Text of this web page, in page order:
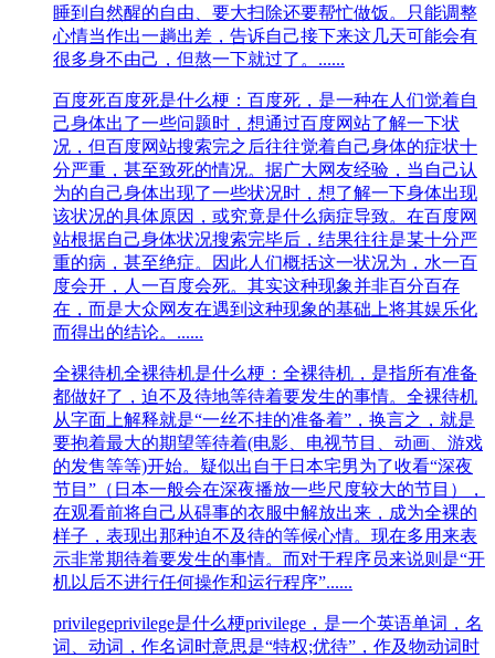
睡到自然醒的自由、要大扫除还要帮忙做饭。只能调整
心情当作出一趟出差，告诉自己接下来这几天可能会有
很多身不由己，但熬一下就过了。......
百度死百度死是什么梗：百度死，是一种在人们觉着自
己身体出了一些问题时，想通过百度网站了解一下状
况，但百度网站搜索完之后往往觉着自己身体的症状十
分严重，甚至致死的情况。据广大网友经验，当自己认
为的自己身体出现了一些状况时，想了解一下身体出现
该状况的具体原因，或究竟是什么病症导致。在百度网
站根据自己身体状况搜索完毕后，结果往往是某十分严
重的病，甚至绝症。因此人们概括这一状况为，水一百
度会开，人一百度会死。其实这种现象并非百分百存
在，而是大众网友在遇到这种现象的基础上将其娱乐化
而得出的结论。......
全裸待机全裸待机是什么梗：全裸待机，是指所有准备
都做好了，迫不及待地等待着要发生的事情。全裸待机
从字面上解释就是“一丝不挂的准备着”，换言之，就是
要抱着最大的期望等待着(电影、电视节目、动画、游戏
的发售等等)开始。疑似出自于日本宅男为了收看“深夜
节目”（日本一般会在深夜播放一些尺度较大的节目），
在观看前将自己从碍事的衣服中解放出来，成为全裸的
样子，表现出那种迫不及待的等候心情。现在多用来表
示非常期待着要发生的事情。而对于程序员来说则是“开
机以后不进行任何操作和运行程序”......
privilegeprivilege是什么梗privilege，是一个英语单词，名
词、动词，作名词时意思是“特权;优待”，作及物动词时